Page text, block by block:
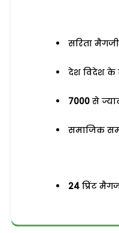
सरिता
देश विदेश के
7000 से
समाजिक
24 प्रिंट